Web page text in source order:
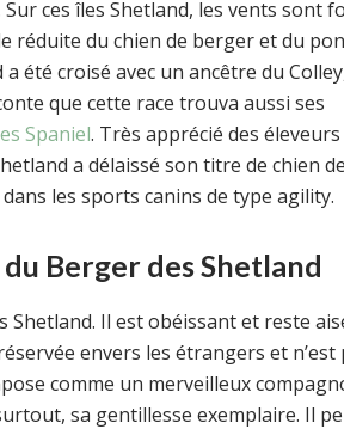
ces îles Shetland, les vents sont
réduite du chien de berger et du
été croisé avec un ancêtre du
que cette race trouva aussi ses
Spaniel. Très apprécié des éleveurs
a délaissé son titre de chien de
les sports canins de type agility.
Berger des Shetland
Il est obéissant et reste
envers les étrangers et n’est
comme un merveilleux
sa gentillesse exemplaire. Il